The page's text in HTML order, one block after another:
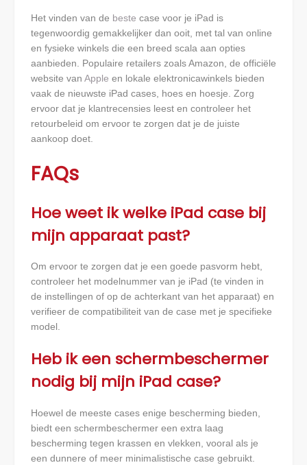
Het vinden van de beste case voor je iPad is
tegenwoordig gemakkelijker dan ooit, met tal van online
en fysieke winkels die een breed scala aan opties
aanbieden. Populaire retailers zoals Amazon, de officiële
website van Apple en lokale elektronicawinkels bieden
vaak de nieuwste iPad cases, hoes en hoesje. Zorg
ervoor dat je klantrecensies leest en controleer het
retourbeleid om ervoor te zorgen dat je de juiste
aankoop doet.
FAQs
Hoe weet ik welke iPad case bij
mijn apparaat past?
Om ervoor te zorgen dat je een goede pasvorm hebt,
controleer het modelnummer van je iPad (te vinden in
de instellingen of op de achterkant van het apparaat) en
verifieer de compatibiliteit van de case met je specifieke
model.
Heb ik een schermbeschermer
nodig bij mijn iPad case?
Hoewel de meeste cases enige bescherming bieden,
biedt een schermbeschermer een extra laag
bescherming tegen krassen en vlekken, vooral als je
een dunnere of meer minimalistische case gebruikt.